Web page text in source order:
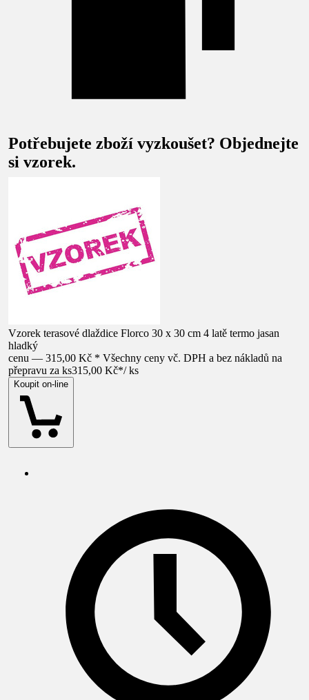
Potřebujete zboží vyzkoušet? Objednejte
si vzorek.
Vzorek terasové dlaždice Florco 30 x 30 cm 4 latě termo jasan
hladký
cenu — 315,00 Kč * Všechny ceny vč. DPH a bez nákladů na
přepravu za ks315,00 Kč*/ ks
Koupit on-line